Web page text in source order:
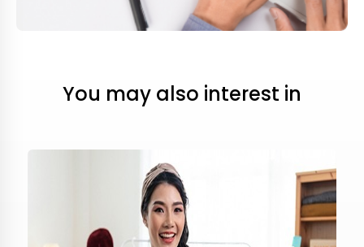
You may also interest in